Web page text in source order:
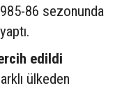
86 sezonunda
edildi
ülkeden